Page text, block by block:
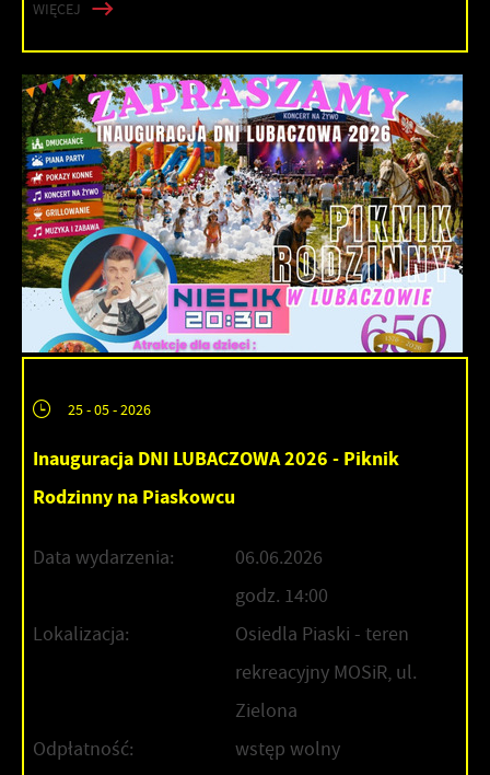
WIĘCEJ
25 - 05 - 2026
Inauguracja DNI LUBACZOWA 2026 - Piknik
Rodzinny na Piaskowcu
Data wydarzenia:
06.06.2026
godz. 14:00
Lokalizacja:
Osiedla Piaski - teren
rekreacyjny MOSiR, ul.
Zielona
Odpłatność:
wstęp wolny